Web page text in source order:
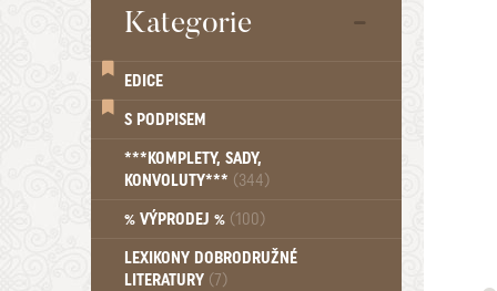
Kategorie
EDICE
S PODPISEM
***KOMPLETY, SADY,
KONVOLUTY*** (344)
% VÝPRODEJ % (100)
LEXIKONY DOBRODRUŽNÉ
LITERATURY (7)